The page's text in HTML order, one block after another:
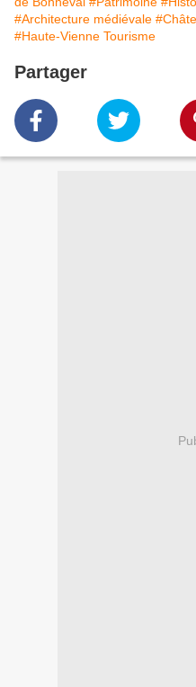
#Architecture médiévale
#Haute-Vienne Tourisme
Partager